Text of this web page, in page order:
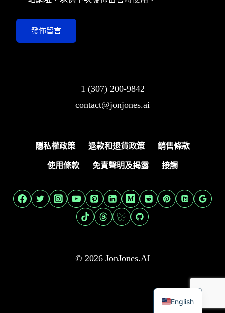
1 (307) 200-9842
contact@jonjones.ai
隱私權政策 退款和退貨政策 銷售條款
使用條款 免責聲明及揭露 接觸
© 2026 JonJones.AI
English